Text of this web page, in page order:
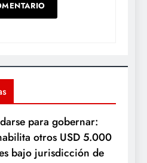
para gobernar:
otros USD 5.000
bajo jurisdicción de